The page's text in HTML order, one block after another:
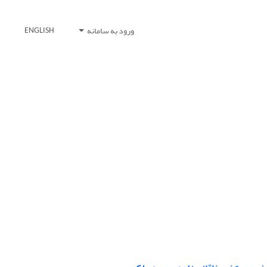
ورود به سامانه ENGLISH